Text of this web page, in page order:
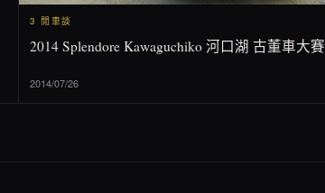
3 閒車談
2014 Splendore Kawaguchiko 河口湖 古董車大賽
2014/07/26